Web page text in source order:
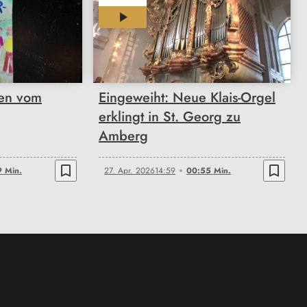
vom
Min. bookmark_border
00:55
Eingeweiht: Neue Klais-Orgel
erklingt in St. Georg zu
Amberg
27. Apr. 202614:59 00:55 Min. bookmark_border